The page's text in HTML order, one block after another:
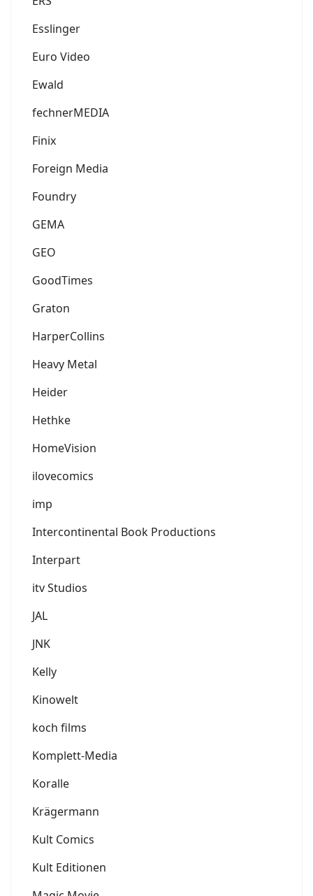
Esslinger
Euro Video
Ewald
fechnerMEDIA
Finix
Foreign Media
Foundry
GEMA
GEO
GoodTimes
Graton
HarperCollins
Heavy Metal
Heider
Hethke
HomeVision
ilovecomics
imp
Intercontinental Book Productions
Interpart
itv Studios
JAL
JNK
Kelly
Kinowelt
koch films
Komplett-Media
Koralle
Krägermann
Kult Comics
Kult Editionen